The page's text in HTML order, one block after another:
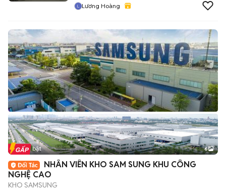
Lương Hoàng
+2
Tin nổi bật 6
NHÂN VIÊN KHO SAM SUNG KHU CÔNG
NGHỆ CAO
KHO SAMSUNG